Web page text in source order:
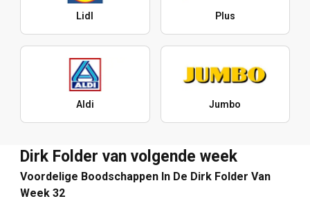
Lidl Plus
Aldi Jumbo
Dirk Folder van volgende week
Voordelige Boodschappen In De Dirk Folder Van
Week 32